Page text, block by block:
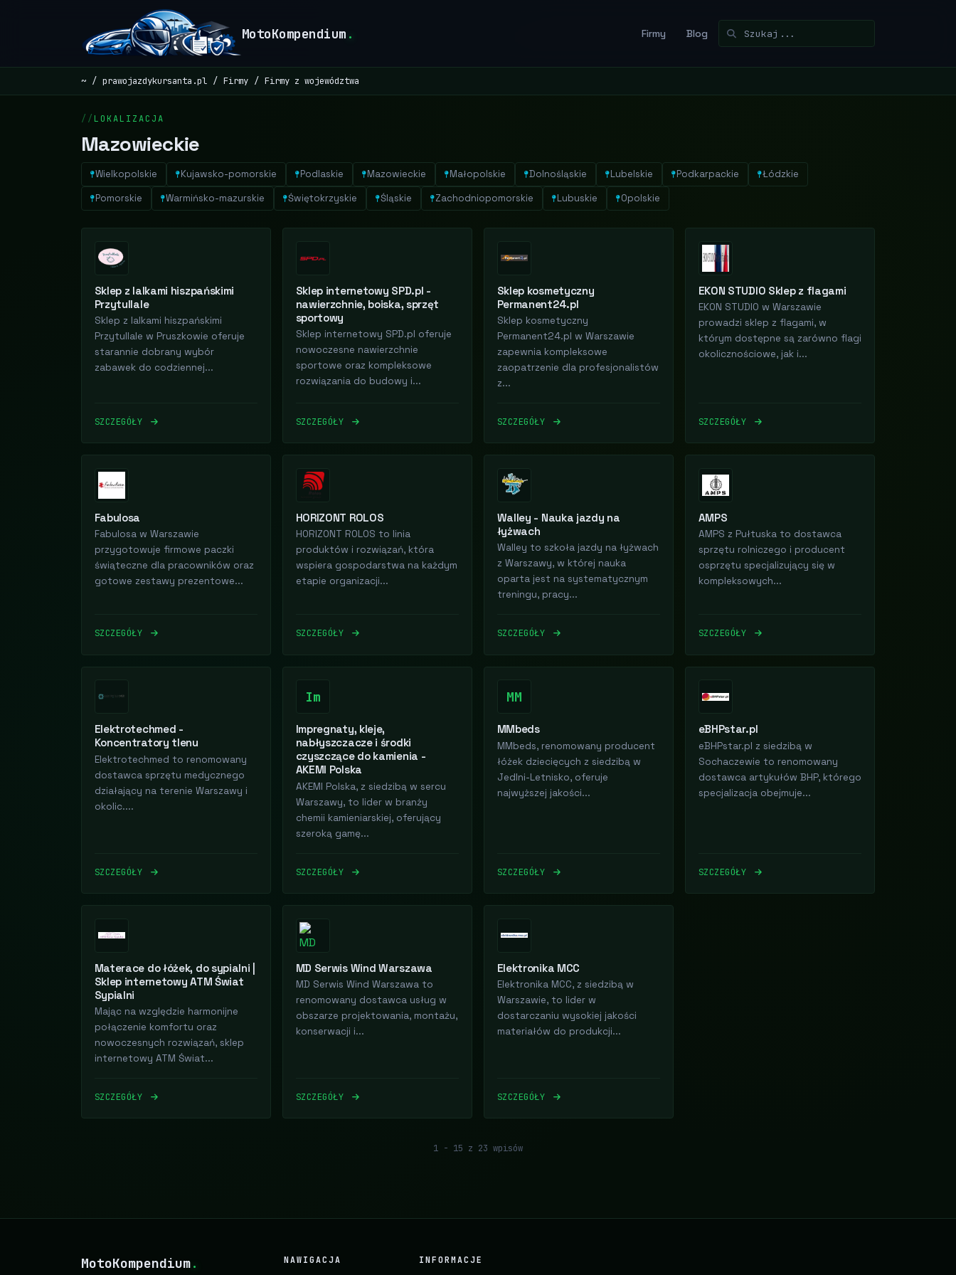
MotoKompendium . Firmy Blog
~ prawojazdykursanta.pl Firmy Firmy z województwa
LOKALIZACJA
Mazowieckie
Wielkopolskie Kujawsko-pomorskie Podlaskie Mazowieckie Małopolskie Dolnośląskie Lubelskie Podkarpackie Łódzkie
Pomorskie Warmińsko-mazurskie Świętokrzyskie Śląskie Zachodniopomorskie Lubuskie Opolskie
Sklep z lalkami hiszpańskimi
Przytullale
Sklep z lalkami hiszpańskimi
Przytullale w Pruszkowie oferuje
starannie dobrany wybór
zabawek do codziennej...
SZCZEGÓŁY
Sklep internetowy SPD.pl -
nawierzchnie, boiska, sprzęt
sportowy
Sklep internetowy SPD.pl oferuje
nowoczesne nawierzchnie
sportowe oraz kompleksowe
rozwiązania do budowy i...
SZCZEGÓŁY
Sklep kosmetyczny
Permanent24.pl
Sklep kosmetyczny
Permanent24.pl w Warszawie
zapewnia kompleksowe
zaopatrzenie dla profesjonalistów
z...
SZCZEGÓŁY
EKON STUDIO Sklep z flagami
EKON STUDIO w Warszawie
prowadzi sklep z flagami, w
którym dostępne są zarówno flagi
okolicznościowe, jak i...
SZCZEGÓŁY
Fabulosa
Fabulosa w Warszawie
przygotowuje firmowe paczki
świąteczne dla pracowników oraz
gotowe zestawy prezentowe...
SZCZEGÓŁY
HORIZONT ROLOS
HORIZONT ROLOS to linia
produktów i rozwiązań, która
wspiera gospodarstwa na każdym
etapie organizacji...
SZCZEGÓŁY
Walley - Nauka jazdy na
łyżwach
Walley to szkoła jazdy na łyżwach
z Warszawy, w której nauka
oparta jest na systematycznym
treningu, pracy...
SZCZEGÓŁY
AMPS
AMPS z Pułtuska to dostawca
sprzętu rolniczego i producent
osprzętu specjalizujący się w
kompleksowych...
SZCZEGÓŁY
Elektrotechmed -
Koncentratory tlenu
Elektrotechmed to renomowany
dostawca sprzętu medycznego
działający na terenie Warszawy i
okolic....
SZCZEGÓŁY
Im
Impregnaty, kleje,
nabłyszczacze i środki
czyszczące do kamienia -
AKEMI Polska
AKEMI Polska, z siedzibą w sercu
Warszawy, to lider w branży
chemii kamieniarskiej, oferujący
szeroką gamę...
SZCZEGÓŁY
MM
MMbeds
MMbeds, renomowany producent
łóżek dziecięcych z siedzibą w
Jedlni-Letnisko, oferuje
najwyższej jakości...
SZCZEGÓŁY
eBHPstar.pl
eBHPstar.pl z siedzibą w
Sochaczewie to renomowany
dostawca artykułów BHP, którego
specjalizacja obejmuje...
SZCZEGÓŁY
Materace do łóżek, do sypialni |
Sklep internetowy ATM Świat
Sypialni
Mając na względzie harmonijne
połączenie komfortu oraz
nowoczesnych rozwiązań, sklep
internetowy ATM Świat...
SZCZEGÓŁY
MD Serwis Wind Warszawa
MD Serwis Wind Warszawa to
renomowany dostawca usług w
obszarze projektowania, montażu,
konserwacji i...
SZCZEGÓŁY
Elektronika MCC
Elektronika MCC, z siedzibą w
Warszawie, to lider w
dostarczaniu wysokiej jakości
materiałów do produkcji...
SZCZEGÓŁY
1 - 15 z 23 wpisów
MotoKompendium. NAWIGACJA INFORMACJE